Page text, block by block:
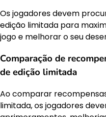
Os jogadores devem
edição limitada para
jogo e melhorar o seu
Comparação de
de edição limitada
Ao comparar
limitada, os jogadores